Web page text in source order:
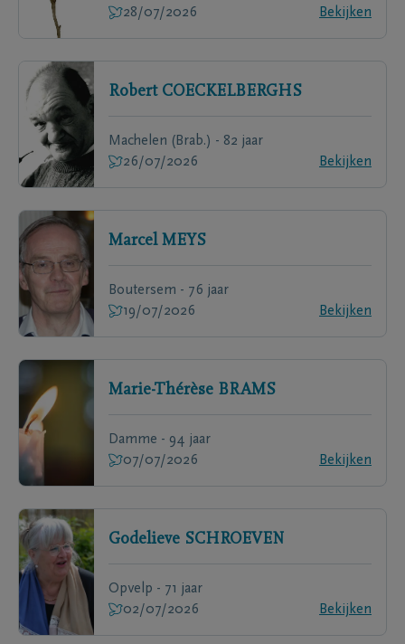
28/07/2026
Bekijken
Robert COECKELBERGHS
Machelen (Brab.) - 82 jaar
26/07/2026
Bekijken
Marcel MEYS
Boutersem - 76 jaar
19/07/2026
Bekijken
Marie-Thérèse BRAMS
Damme - 94 jaar
07/07/2026
Bekijken
Godelieve SCHROEVEN
Opvelp - 71 jaar
02/07/2026
Bekijken